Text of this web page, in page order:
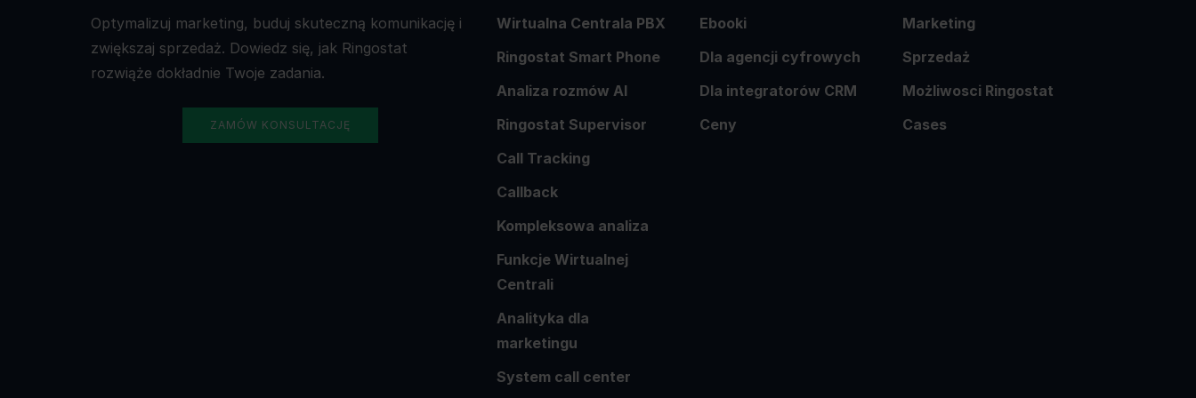
Optymalizuj marketing, buduj skuteczną komunikację i
zwiększaj sprzedaż. Dowiedz się, jak Ringostat
rozwiąże dokładnie Twoje zadania.
ZAMÓW KONSULTACJĘ
Wirtualna Centrala PBX
Ringostat Smart Phone
Analiza rozmów AI
Ringostat Supervisor
Call Tracking
Callback
Kompleksowa analiza
Funkcje Wirtualnej
Centrali
Analityka dla
marketingu
System call center
Ebooki
Dla agencji cyfrowych
Dla integratorów CRM
Ceny
Marketing
Sprzedaż
Możliwosci Ringostat
Cases